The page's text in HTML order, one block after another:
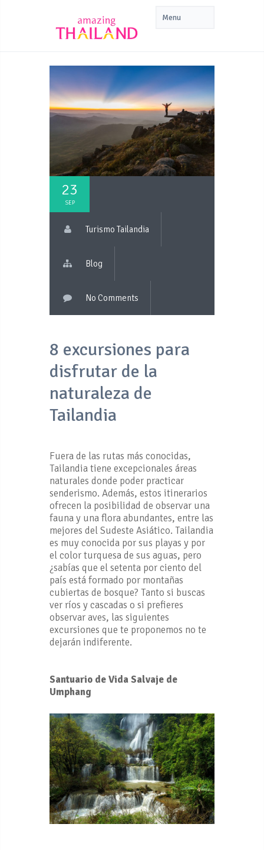
23
SEP
Turismo Tailandia
Blog
No Comments
8 excursiones para
disfrutar de la
naturaleza de
Tailandia
Fuera de las rutas más conocidas,
Tailandia tiene excepcionales áreas
naturales donde poder practicar
senderismo. Además, estos itinerarios
ofrecen la posibilidad de observar una
fauna y una flora abundantes, entre las
mejores del Sudeste Asiático. Tailandia
es muy conocida por sus playas y por
el color turquesa de sus aguas, pero
¿sabías que el setenta por ciento del
país está formado por montañas
cubiertas de bosque? Tanto si buscas
ver ríos y cascadas o si prefieres
observar aves, las siguientes
excursiones que te proponemos no te
dejarán indiferente.
Santuario de Vida Salvaje de
Umphang